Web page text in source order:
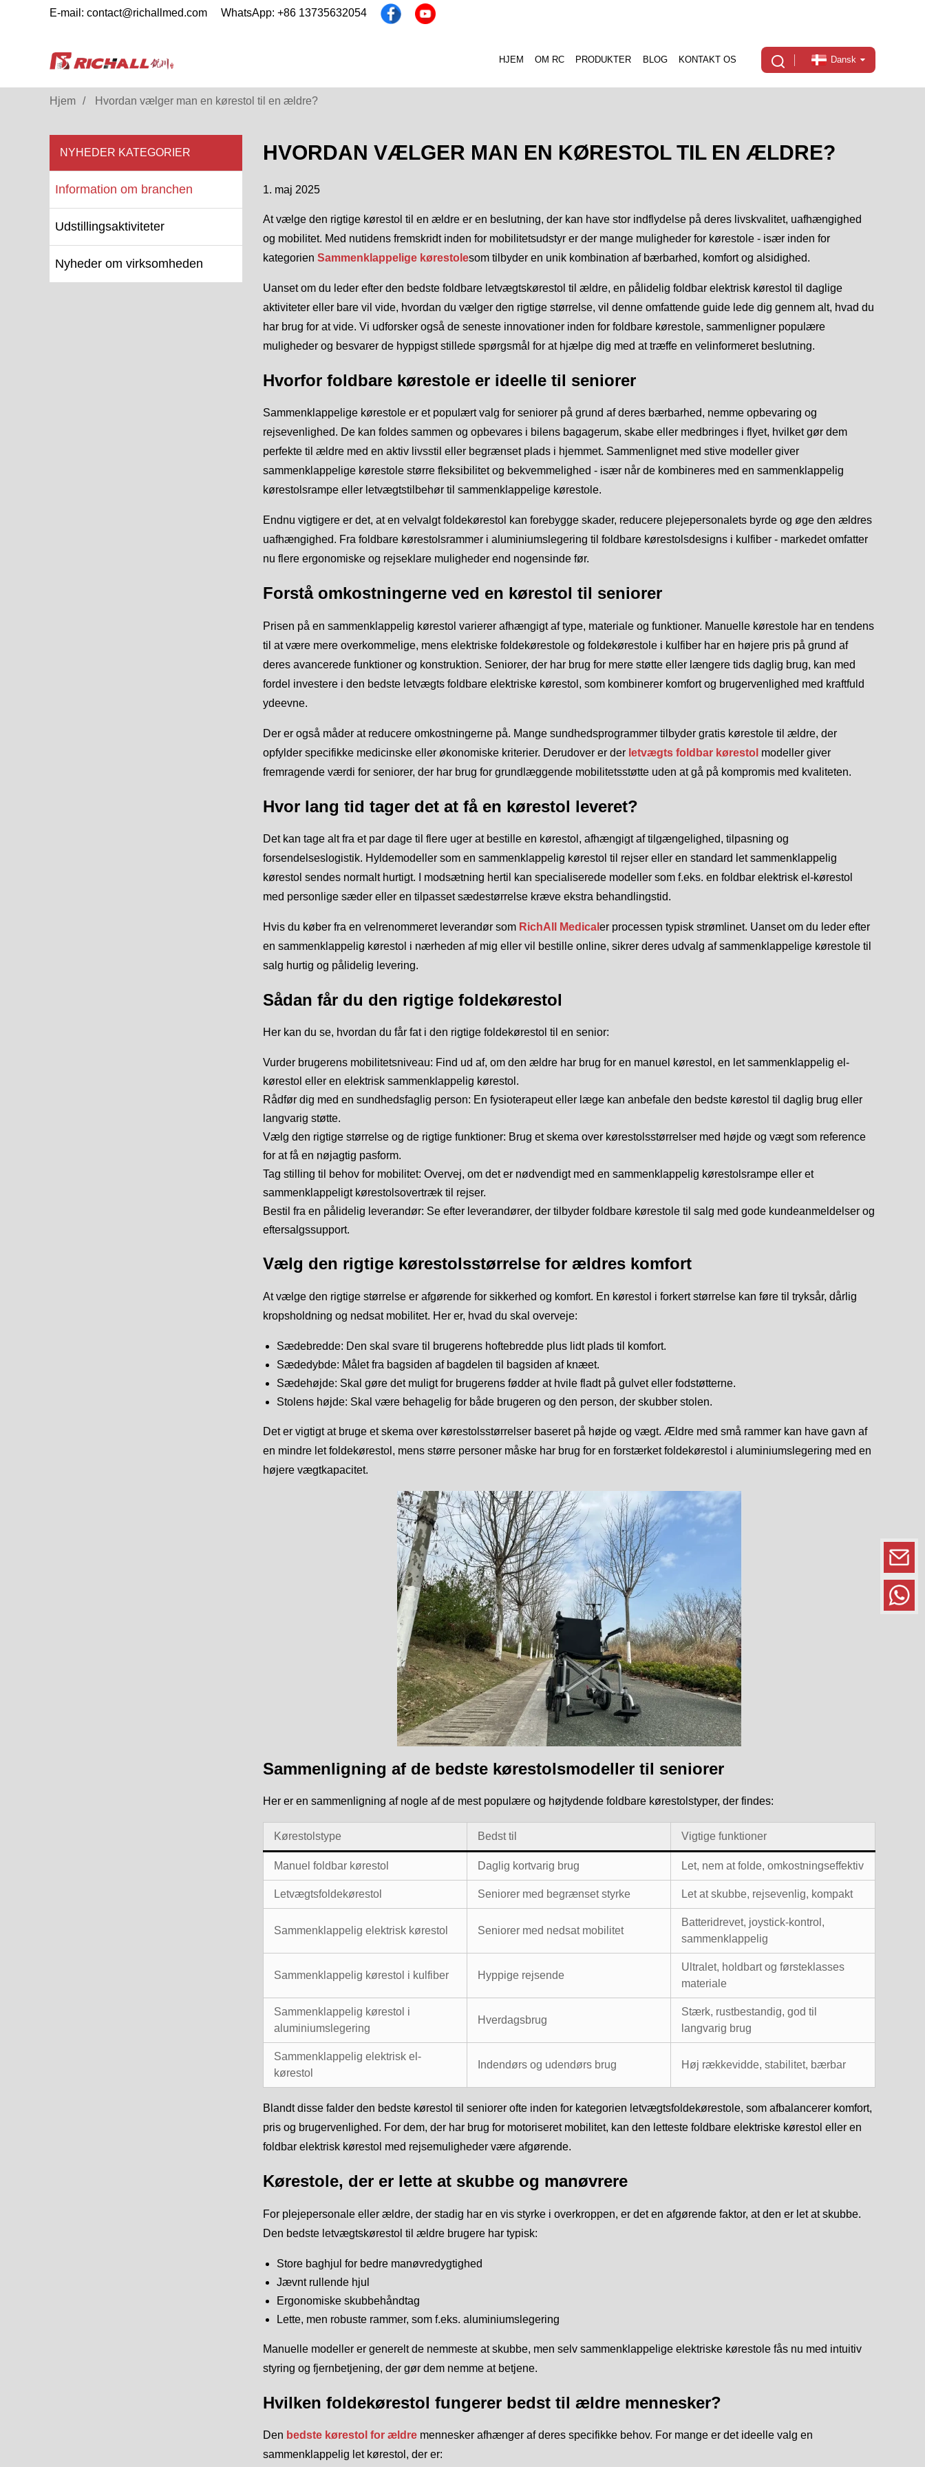
E-mail: contact@richallmed.com WhatsApp: +86 13735632054
HJEM OM RC PRODUKTER BLOG KONTAKT OS Dansk
Hjem Hvordan vælger man en kørestol til en ældre?
NYHEDER KATEGORIER
Information om branchen
Udstillingsaktiviteter
Nyheder om virksomheden
HVORDAN VÆLGER MAN EN KØRESTOL TIL EN ÆLDRE?
1. maj 2025
At vælge den rigtige kørestol til en ældre er en beslutning, der kan have stor indflydelse på deres livskvalitet, uafhængighed
og mobilitet. Med nutidens fremskridt inden for mobilitetsudstyr er der mange muligheder for kørestole - især inden for
kategorien Sammenklappelige kørestolesom tilbyder en unik kombination af bærbarhed, komfort og alsidighed.
Uanset om du leder efter den bedste foldbare letvægtskørestol til ældre, en pålidelig foldbar elektrisk kørestol til daglige
aktiviteter eller bare vil vide, hvordan du vælger den rigtige størrelse, vil denne omfattende guide lede dig gennem alt, hvad du
har brug for at vide. Vi udforsker også de seneste innovationer inden for foldbare kørestole, sammenligner populære
muligheder og besvarer de hyppigst stillede spørgsmål for at hjælpe dig med at træffe en velinformeret beslutning.
Hvorfor foldbare kørestole er ideelle til seniorer
Sammenklappelige kørestole er et populært valg for seniorer på grund af deres bærbarhed, nemme opbevaring og
rejsevenlighed. De kan foldes sammen og opbevares i bilens bagagerum, skabe eller medbringes i flyet, hvilket gør dem
perfekte til ældre med en aktiv livsstil eller begrænset plads i hjemmet. Sammenlignet med stive modeller giver
sammenklappelige kørestole større fleksibilitet og bekvemmelighed - især når de kombineres med en sammenklappelig
kørestolsrampe eller letvægtstilbehør til sammenklappelige kørestole.
Endnu vigtigere er det, at en velvalgt foldekørestol kan forebygge skader, reducere plejepersonalets byrde og øge den ældres
uafhængighed. Fra foldbare kørestolsrammer i aluminiumslegering til foldbare kørestolsdesigns i kulfiber - markedet omfatter
nu flere ergonomiske og rejseklare muligheder end nogensinde før.
Forstå omkostningerne ved en kørestol til seniorer
Prisen på en sammenklappelig kørestol varierer afhængigt af type, materiale og funktioner. Manuelle kørestole har en tendens
til at være mere overkommelige, mens elektriske foldekørestole og foldekørestole i kulfiber har en højere pris på grund af
deres avancerede funktioner og konstruktion. Seniorer, der har brug for mere støtte eller længere tids daglig brug, kan med
fordel investere i den bedste letvægts foldbare elektriske kørestol, som kombinerer komfort og brugervenlighed med kraftfuld
ydeevne.
Der er også måder at reducere omkostningerne på. Mange sundhedsprogrammer tilbyder gratis kørestole til ældre, der
opfylder specifikke medicinske eller økonomiske kriterier. Derudover er der letvægts foldbar kørestol modeller giver
fremragende værdi for seniorer, der har brug for grundlæggende mobilitetsstøtte uden at gå på kompromis med kvaliteten.
Hvor lang tid tager det at få en kørestol leveret?
Det kan tage alt fra et par dage til flere uger at bestille en kørestol, afhængigt af tilgængelighed, tilpasning og
forsendelseslogistik. Hyldemodeller som en sammenklappelig kørestol til rejser eller en standard let sammenklappelig
kørestol sendes normalt hurtigt. I modsætning hertil kan specialiserede modeller som f.eks. en foldbar elektrisk el-kørestol
med personlige sæder eller en tilpasset sædestørrelse kræve ekstra behandlingstid.
Hvis du køber fra en velrenommeret leverandør som RichAll Medical er processen typisk strømlinet. Uanset om du leder efter
en sammenklappelig kørestol i nærheden af mig eller vil bestille online, sikrer deres udvalg af sammenklappelige kørestole til
salg hurtig og pålidelig levering.
Sådan får du den rigtige foldekørestol
Her kan du se, hvordan du får fat i den rigtige foldekørestol til en senior:
Vurder brugerens mobilitetsniveau: Find ud af, om den ældre har brug for en manuel kørestol, en let sammenklappelig el-
kørestol eller en elektrisk sammenklappelig kørestol.
Rådfør dig med en sundhedsfaglig person: En fysioterapeut eller læge kan anbefale den bedste kørestol til daglig brug eller
langvarig støtte.
Vælg den rigtige størrelse og de rigtige funktioner: Brug et skema over kørestolsstørrelser med højde og vægt som reference
for at få en nøjagtig pasform.
Tag stilling til behov for mobilitet: Overvej, om det er nødvendigt med en sammenklappelig kørestolsrampe eller et
sammenklappeligt kørestolsovertræk til rejser.
Bestil fra en pålidelig leverandør: Se efter leverandører, der tilbyder foldbare kørestole til salg med gode kundeanmeldelser og
eftersalgssupport.
Vælg den rigtige kørestolsstørrelse for ældres komfort
At vælge den rigtige størrelse er afgørende for sikkerhed og komfort. En kørestol i forkert størrelse kan føre til tryksår, dårlig
kropsholdning og nedsat mobilitet. Her er, hvad du skal overveje:
Sædebredde: Den skal svare til brugerens hoftebredde plus lidt plads til komfort.
Sædedybde: Målet fra bagsiden af bagdelen til bagsiden af knæet.
Sædehøjde: Skal gøre det muligt for brugerens fødder at hvile fladt på gulvet eller fodstøtterne.
Stolens højde: Skal være behagelig for både brugeren og den person, der skubber stolen.
Det er vigtigt at bruge et skema over kørestolsstørrelser baseret på højde og vægt. Ældre med små rammer kan have gavn af
en mindre let foldekørestol, mens større personer måske har brug for en forstærket foldekørestol i aluminiumslegering med en
højere vægtkapacitet.
Sammenligning af de bedste kørestolsmodeller til seniorer
Her er en sammenligning af nogle af de mest populære og højtydende foldbare kørestolstyper, der findes:
Kørestolstype Bedst til Vigtige funktioner
Manuel foldbar kørestol Daglig kortvarig brug Let, nem at folde, omkostningseffektiv
Letvægtsfoldekørestol Seniorer med begrænset styrke Let at skubbe, rejsevenlig, kompakt
Sammenklappelig elektrisk kørestol Seniorer med nedsat mobilitet
Batteridrevet, joystick-kontrol,
sammenklappelig
Sammenklappelig kørestol i kulfiber Hyppige rejsende
Ultralet, holdbart og førsteklasses
materiale
Sammenklappelig kørestol i
aluminiumslegering
Hverdagsbrug
Stærk, rustbestandig, god til
langvarig brug
Sammenklappelig elektrisk el-
kørestol
Indendørs og udendørs brug Høj rækkevidde, stabilitet, bærbar
Blandt disse falder den bedste kørestol til seniorer ofte inden for kategorien letvægtsfoldekørestole, som afbalancerer komfort,
pris og brugervenlighed. For dem, der har brug for motoriseret mobilitet, kan den letteste foldbare elektriske kørestol eller en
foldbar elektrisk kørestol med rejsemuligheder være afgørende.
Kørestole, der er lette at skubbe og manøvrere
For plejepersonale eller ældre, der stadig har en vis styrke i overkroppen, er det en afgørende faktor, at den er let at skubbe.
Den bedste letvægtskørestol til ældre brugere har typisk:
Store baghjul for bedre manøvredygtighed
Jævnt rullende hjul
Ergonomiske skubbehåndtag
Lette, men robuste rammer, som f.eks. aluminiumslegering
Manuelle modeller er generelt de nemmeste at skubbe, men selv sammenklappelige elektriske kørestole fås nu med intuitiv
styring og fjernbetjening, der gør dem nemme at betjene.
Hvilken foldekørestol fungerer bedst til ældre mennesker?
Den bedste kørestol for ældre mennesker afhænger af deres specifikke behov. For mange er det ideelle valg en
sammenklappelig let kørestol, der er: